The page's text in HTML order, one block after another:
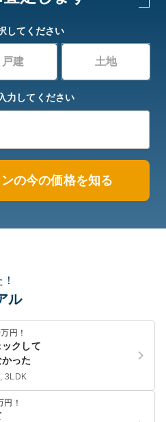
してください
戸建 土地
力してください
の今の価格を知る
ル
円！
クして
った
3LDK
！